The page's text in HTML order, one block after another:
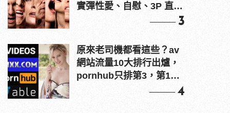
實彈性愛、自慰、3P 直接
3
原來老司機都看這些？av
網站流量10大排行出爐，
pornhub只排第3，第1名
4